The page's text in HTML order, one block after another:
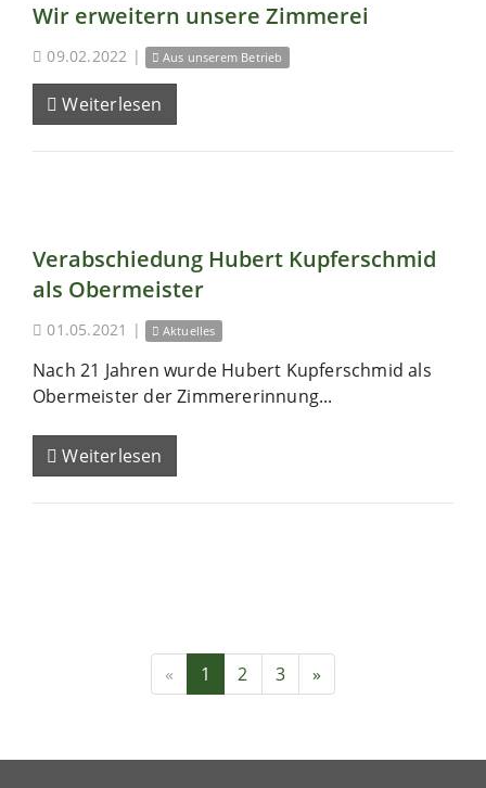
Wir erweitern unsere Zimmerei
09.02.2022 | Aus unserem Betrieb
Weiterlesen
Verabschiedung Hubert Kupferschmid
als Obermeister
01.05.2021 | Aktuelles
Nach 21 Jahren wurde Hubert Kupferschmid als
Obermeister der Zimmererinnung...
Weiterlesen
« 1 2 3 »